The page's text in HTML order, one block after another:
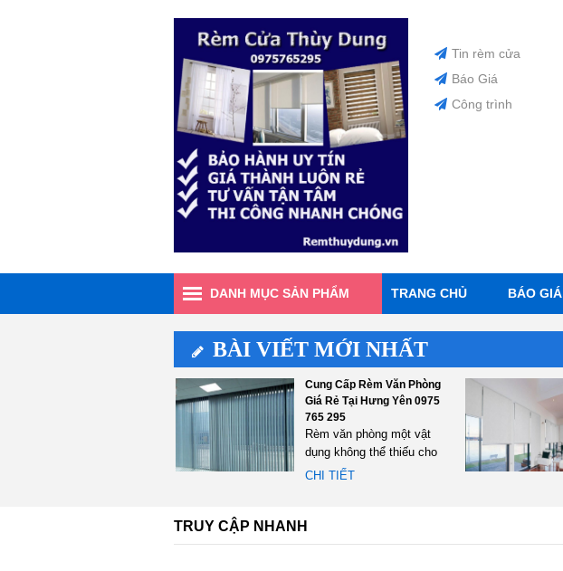
Tin rèm cửa
Báo Giá
Công trình
DANH MỤC SẢN PHẨM TRANG CHỦ BÁO GIÁ
BÀI VIẾT MỚI NHẤT
Cung Cấp Rèm Văn Phòng
Giá Rẻ Tại Hưng Yên 0975
765 295
Rèm văn phòng một vật
dụng không thể thiếu cho
bất cứ không gian làm
CHI TIẾT
TRUY CẬP NHANH